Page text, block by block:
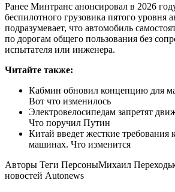
Ранее Минтранс анонсировал в 2026
беспилотного грузовика пятого уровня
подразумевает, что автомобиль
по дорогам общего пользования без
испытателя или инженера.
Читайте также:
Кабмин обновил концепцию для
Вот что изменилось
Электровелосипедам запретят
Что поручил Путин
Китай введет жесткие требования
машинах. Что изменится
Авторы Теги ПерсоныМихаил
новостей Autonews